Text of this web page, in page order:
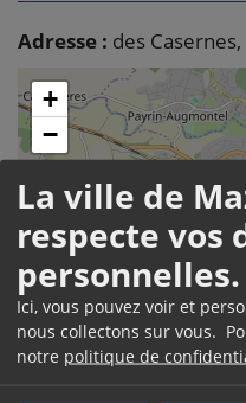
La ville de
respecte vos
personnelles.
Ici, vous pouvez voir et
nous collectons sur vous.
notre politique de
Adresse : des
+
−